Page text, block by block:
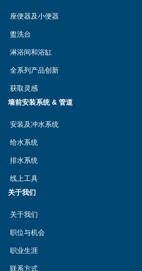
座便器及小便器
盥洗台
淋浴间和浴缸
全系列产品创新
获取灵感
墙前安装系统 & 管道
安装及冲水系统
给水系统
排水系统
线上工具
关于我们
关于我们
职位与机会
职业生涯
联系方式